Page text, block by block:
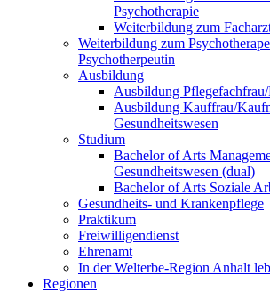
Psychotherapie
Weiterbildung zum
Weiterbildung zum
Psychotherpeutin
Ausbildung
Ausbildung
Ausbildung Kauffrau/
Gesundheitswesen
Studium
Bachelor of Arts
Gesundheitswesen (dual)
Bachelor of Arts Soziale
Gesundheits- und Krankenpflege
Praktikum
Freiwilligendienst
Ehrenamt
In der Welterbe-Region Anhalt
Regionen